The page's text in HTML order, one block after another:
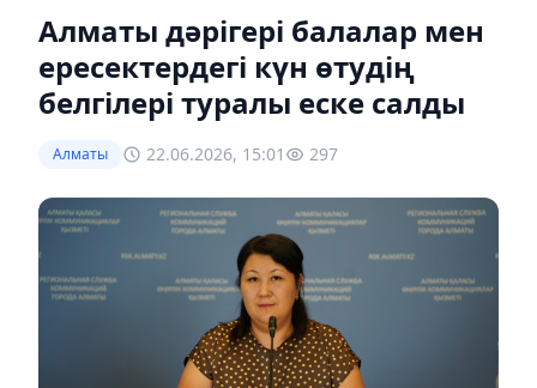
Алматы дәрігері балалар мен
ересектердегі күн өтудің
белгілері туралы еске салды
Алматы 22.06.2026, 15:01 297